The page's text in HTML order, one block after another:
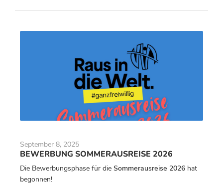
September 8, 2025
BEWERBUNG SOMMERAUSREISE 2026
Die Bewerbungsphase für die Sommerausreise 2026 hat
begonnen!